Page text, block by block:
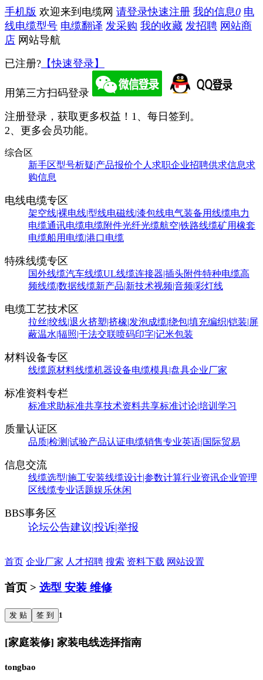
手机版 欢迎来到电缆网 请登录快速注册 我的信息0 电
线电缆型号 电缆翻译 发采购 我的收藏 发招聘 网站商
店 网站导航
已注册? 【快速登录】
用第三方扫码登录
注册登录，获取更多权益！ 1、每日签到。
2、更多会员功能。
综合区
新手区型号析疑|产品报价个人求职企业招聘供求信息求
购信息
电线电缆专区
架空线|裸电线|型线电磁线|漆包线电气装备用线缆电力
电缆通讯电缆电缆附件光纤光缆航空|铁路线缆矿用橡套
电缆船用电缆|港口电缆
特殊线缆专区
国外线缆汽车线缆UL线缆连接器|插头附件特种电缆高
频线缆|数据线缆新产品|新技术视频|音频|彩灯线
电缆工艺技术区
拉丝|绞线|退火挤塑|挤橡|发泡成缆|绕包|填充编织|铠装|屏
蔽温水|辐照|干法交联喷码印字|记米包装
材料设备专区
线缆原材料线缆机器设备电缆模具|盘具企业厂家
标准资料专栏
标准求助标准共享技术资料共享标准讨论|培训学习
质量认证区
品质|检测|试验产品认证电缆销售专业英语|国际贸易
信息交流
线缆选型|施工安装线缆设计|参数计算行业资讯企业管理
区线缆专业话题娱乐休闲
BBS事务区
论坛公告建议|投诉|举报
首页 企业厂家 人才招聘 搜索 资料下载 网站设置
首页 > 选型 安装 维修
发 贴 签 到 1
[家庭装修] 家装电线选择指南
tongbao